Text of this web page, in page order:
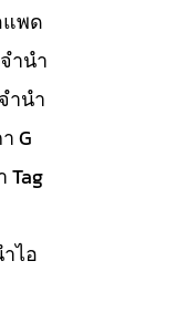
แพด
ำนำ
ำนำ
G
Tag
ไอ